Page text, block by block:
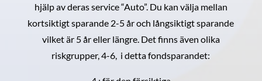
hjälp av deras service “Auto”. Du kan välja mellan
kortsiktigt sparande 2-5 år och långsiktigt sparande
vilket är 5 år eller längre. Det finns även olika
riskgrupper, 4-6, i detta fondsparandet: